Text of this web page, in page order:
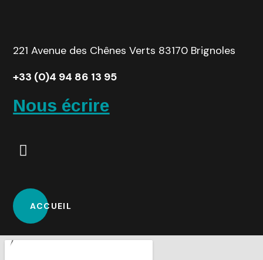
221 Avenue des Chênes Verts 83170 Brignoles
+33 (0)4 94 86 13 95
Nous écrire
ACCUEIL